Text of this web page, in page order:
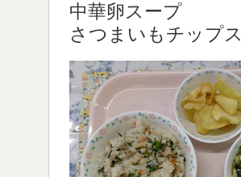
中華卵スープ
さつまいもチップス